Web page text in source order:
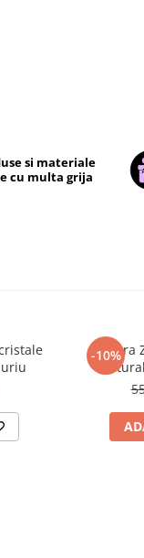
si materiale
cu multa grija
-10%
Bratara